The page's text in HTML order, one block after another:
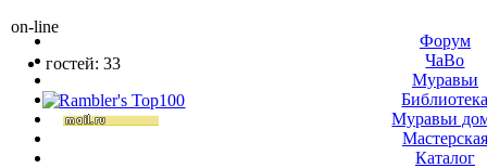
on-line
гостей: 33
Форум
ЧаВо
Муравьи
Муравьи
Мастерская
Каталог